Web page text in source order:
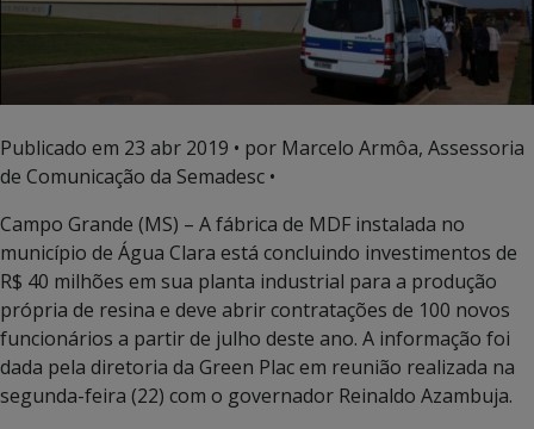
Publicado em 23 abr 2019 • por Marcelo Armôa, Assessoria
de Comunicação da Semadesc •
Campo Grande (MS) – A fábrica de MDF instalada no
município de Água Clara está concluindo investimentos de
R$ 40 milhões em sua planta industrial para a produção
própria de resina e deve abrir contratações de 100 novos
funcionários a partir de julho deste ano. A informação foi
dada pela diretoria da Green Plac em reunião realizada na
segunda-feira (22) com o governador Reinaldo Azambuja.